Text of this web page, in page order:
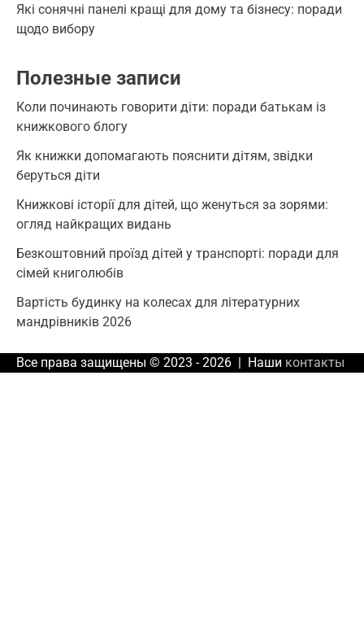
Які сонячні панелі кращі для дому та бізнесу: поради
щодо вибору
Полезные записи
Коли починають говорити діти: поради батькам із
книжкового блогу
Як книжки допомагають пояснити дітям, звідки
беруться діти
Книжкові історії для дітей, що женуться за зорями:
огляд найкращих видань
Безкоштовний проїзд дітей у транспорті: поради для
сімей книголюбів
Вартість будинку на колесах для літературних
мандрівників 2026
Все права защищены © 2023 - 2026 | Наши контакты